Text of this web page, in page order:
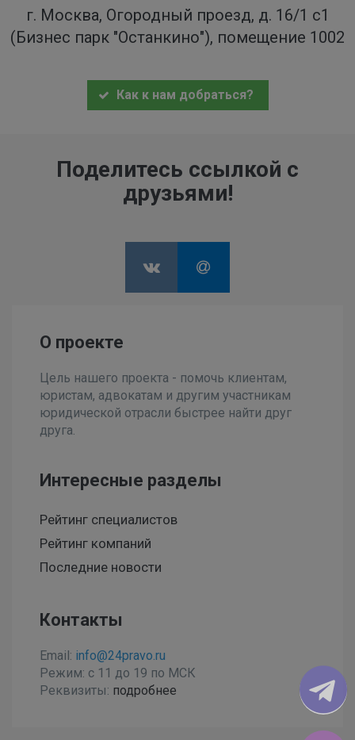
г. Москва, Огородный проезд, д. 16/1 с1
(Бизнес парк "Останкино"), помещение 1002
Как к нам добраться?
Поделитесь ссылкой с
друзьями!
О проекте
Цель нашего проекта - помочь клиентам,
юристам, адвокатам и другим участникам
юридической отрасли быстрее найти друг
друга.
Интересные разделы
Рейтинг специалистов
Рейтинг компаний
Последние новости
Контакты
Email: info@24pravo.ru
Режим: с 11 до 19 по МСК
Реквизиты: подробнее